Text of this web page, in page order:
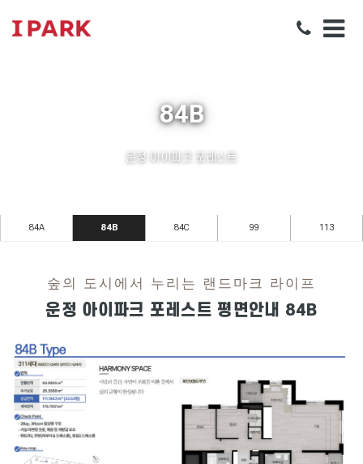
84B
운정 아이파크 포레스트
84A 84B 84C 99 113
숲의 도시에서 누리는 랜드마크 라이프
운정 아이파크 포레스트 평면안내 84B